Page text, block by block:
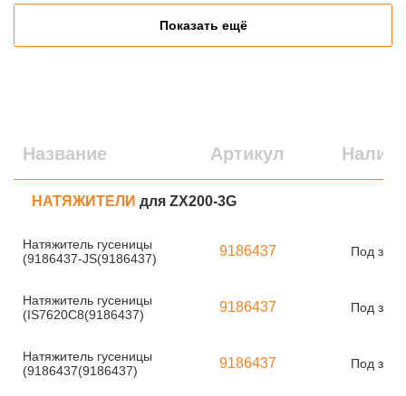
Показать ещё
Название Артикул
НАТЯЖИТЕЛИ для ZX200-3G
Натяжитель гусеницы
(9186437-JS(9186437)
9186437 Под
Натяжитель гусеницы
(IS7620C8(9186437)
9186437 Под
Натяжитель гусеницы
(9186437(9186437)
9186437 Под